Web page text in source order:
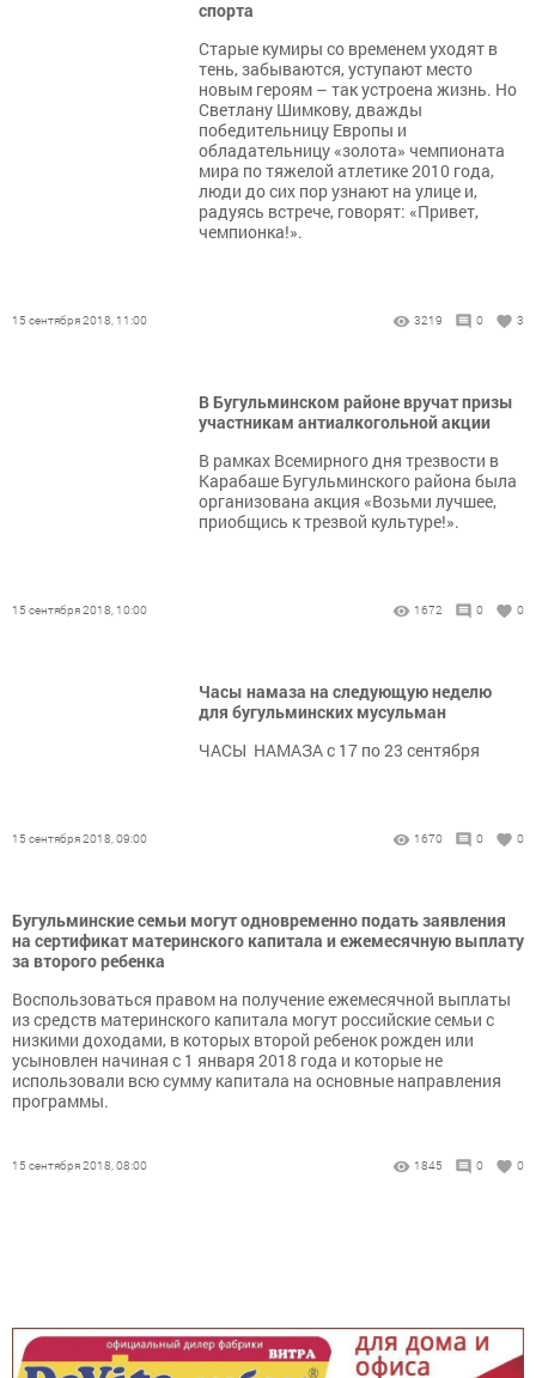
спорта
Старые кумиры со временем уходят в
тень, забываются, уступают место
новым героям – так устроена жизнь. Но
Светлану Шимкову, дважды
победительницу Европы и
обладательницу «золота» чемпионата
мира по тяжелой атлетике 2010 года,
люди до сих пор узнают на улице и,
радуясь встрече, говорят: «Привет,
чемпионка!».
15 сентября 2018, 11:00 3219 0 3
В Бугульминском районе вручат призы
участникам антиалкогольной акции
В рамках Всемирного дня трезвости в
Карабаше Бугульминского района была
организована акция «Возьми лучшее,
приобщись к трезвой культуре!».
15 сентября 2018, 10:00 1672 0 0
Часы намаза на следующую неделю
для бугульминских мусульман
ЧАСЫ НАМАЗА с 17 по 23 сентября
15 сентября 2018, 09:00 1670 0 0
Бугульминские семьи могут одновременно подать заявления
на сертификат материнского капитала и ежемесячную выплату
за второго ребенка
Воспользоваться правом на получение ежемесячной выплаты
из средств материнского капитала могут российские семьи с
низкими доходами, в которых второй ребенок рожден или
усыновлен начиная с 1 января 2018 года и которые не
использовали всю сумму капитала на основные направления
программы.
15 сентября 2018, 08:00 1845 0 0